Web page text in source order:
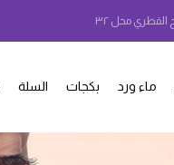
القطري محل ٣٢
ماء ورد بكجات السلة